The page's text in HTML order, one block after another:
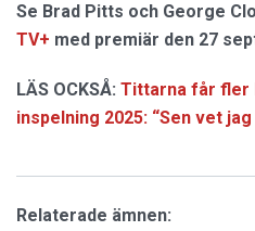
Se Brad Pitts och George
TV+ med premiär den 27
LÄS OCKSÅ: Tittarna får fler
inspelning 2025: “Sen vet
Relaterade ämnen: